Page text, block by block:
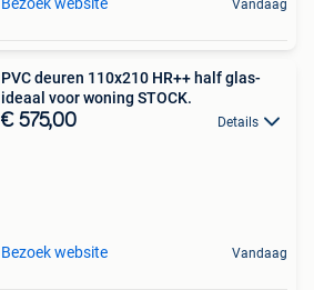
Vandaag
PVC deuren 110x210 HR++ half glas-
ideaal voor woning STOCK.
€ 575,00 Details
Bezoek website Vandaag